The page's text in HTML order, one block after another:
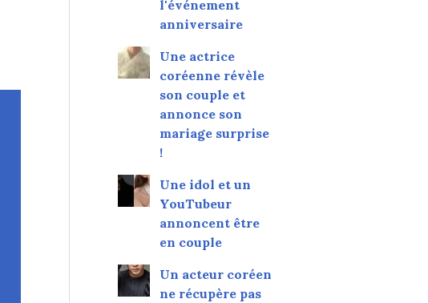
l'événement
anniversaire
Une actrice
coréenne révèle
son couple et
annonce son
mariage surprise
!
Une idol et un
YouTubeur
annoncent être
en couple
Un acteur coréen
ne récupère pas